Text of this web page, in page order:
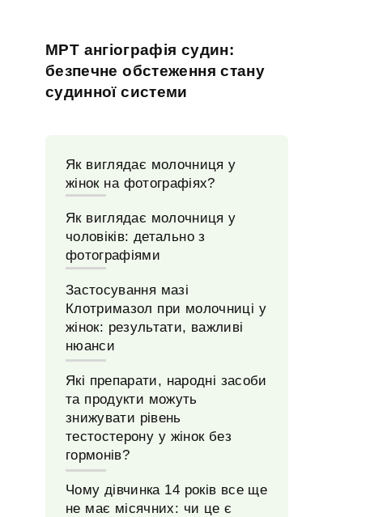
МРТ ангіографія судин:
безпечне обстеження стану
судинної системи
Як виглядає молочниця у
жінок на фотографіях?
Як виглядає молочниця у
чоловіків: детально з
фотографіями
Застосування мазі
Клотримазол при молочниці у
жінок: результати, важливі
нюанси
Які препарати, народні засоби
та продукти можуть
знижувати рівень
тестостерону у жінок без
гормонів?
Чому дівчинка 14 років все ще
не має місячних: чи це є